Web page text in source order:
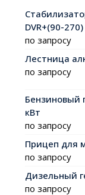
DVR+(90-270)
по запросу
Лестница
по запросу
Бензиновый
кВт
по запросу
Прицеп для
по запросу
Дизельный
по запросу